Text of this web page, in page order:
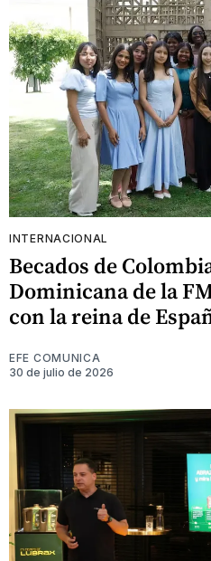
INTERNACIONAL
Becados de
Dominicana de la
con la reina de
EFE COMUNICA
30 de julio de 2026